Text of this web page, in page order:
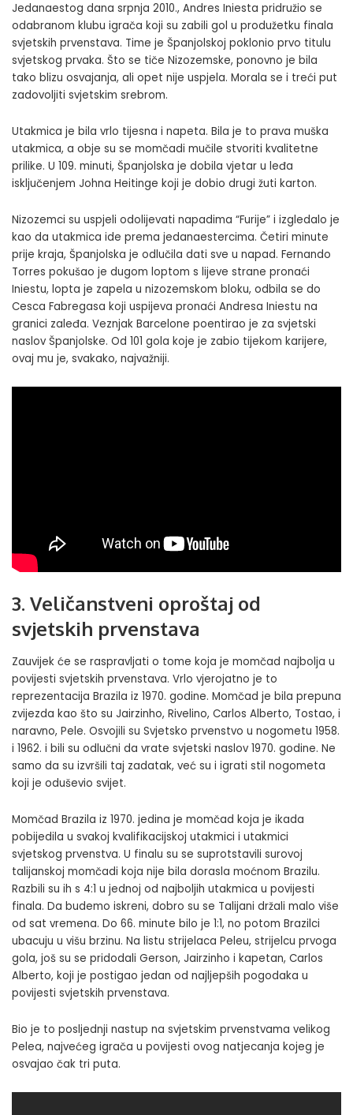
Jedanaestog dana srpnja 2010., Andres Iniesta pridružio se
odabranom klubu igrača koji su zabili gol u produžetku finala
svjetskih prvenstava. Time je Španjolskoj poklonio prvo titulu
svjetskog prvaka. Što se tiče Nizozemske, ponovno je bila
tako blizu osvajanja, ali opet nije uspjela. Morala se i treći put
zadovoljiti svjetskim srebrom.
Utakmica je bila vrlo tijesna i napeta. Bila je to prava muška
utakmica, a obje su se momčadi mučile stvoriti kvalitetne
prilike. U 109. minuti, Španjolska je dobila vjetar u leđa
isključenjem Johna Heitinge koji je dobio drugi žuti karton.
Nizozemci su uspjeli odolijevati napadima “Furije” i izgledalo je
kao da utakmica ide prema jedanaestercima. Četiri minute
prije kraja, Španjolska je odlučila dati sve u napad. Fernando
Torres pokušao je dugom loptom s lijeve strane pronaći
Iniestu, lopta je zapela u nizozemskom bloku, odbila se do
Cesca Fabregasa koji uspijeva pronaći Andresa Iniestu na
granici zaleđa. Veznjak Barcelone poentirao je za svjetski
naslov Španjolske. Od 101 gola koje je zabio tijekom karijere,
ovaj mu je, svakako, najvažniji.
3. Veličanstveni oproštaj od
svjetskih prvenstava
Zauvijek će se raspravljati o tome koja je momčad najbolja u
povijesti svjetskih prvenstava. Vrlo vjerojatno je to
reprezentacija Brazila iz 1970. godine. Momčad je bila prepuna
zvijezda kao što su Jairzinho, Rivelino, Carlos Alberto, Tostao, i
naravno, Pele. Osvojili su Svjetsko prvenstvo u nogometu 1958.
i 1962. i bili su odlučni da vrate svjetski naslov 1970. godine. Ne
samo da su izvršili taj zadatak, već su i igrati stil nogometa
koji je oduševio svijet.
Momčad Brazila iz 1970. jedina je momčad koja je ikada
pobijedila u svakoj kvalifikacijskoj utakmici i utakmici
svjetskog prvenstva. U finalu su se suprotstavili surovoj
talijanskoj momčadi koja nije bila dorasla moćnom Brazilu.
Razbili su ih s 4:1 u jednoj od najboljih utakmica u povijesti
finala. Da budemo iskreni, dobro su se Talijani držali malo više
od sat vremena. Do 66. minute bilo je 1:1, no potom Brazilci
ubacuju u višu brzinu. Na listu strijelaca Peleu, strijelcu prvoga
gola, još su se pridodali Gerson, Jairzinho i kapetan, Carlos
Alberto, koji je postigao jedan od najljepših pogodaka u
povijesti svjetskih prvenstava.
Bio je to posljednji nastup na svjetskim prvenstvama velikog
Pelea, najvećeg igrača u povijesti ovog natjecanja kojeg je
osvajao čak tri puta.